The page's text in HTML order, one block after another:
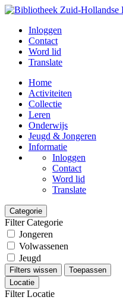
Inloggen
Contact
Word lid
Translate
Home
Activiteiten
Collectie
Leren
Onderwijs
Jeugd & Jongeren
Informatie
Inloggen
Contact
Word lid
Translate
Categorie
Filter Categorie
Jongeren
Volwassenen
Jeugd
Filters wissen
Toepassen
Locatie
Filter Locatie